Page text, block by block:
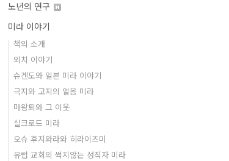
노년의 연구
미라 이야기
책의 소개
외치 이야기
슈겐도와 일본 미라 이야기
극지와 고지의 얼음 미라
마왕퇴와 그 이웃
실크로드 미라
오슈 후지와라와 히라이즈미
유럽 교회의 썩지않는 성직자 미라